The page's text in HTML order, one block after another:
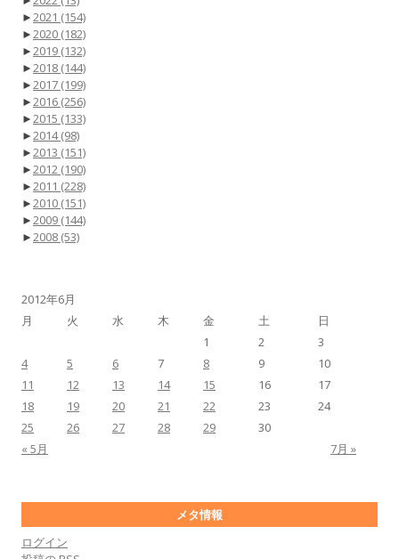
►2021 (154)
►2020 (182)
►2019 (132)
►2018 (144)
►2017 (199)
►2016 (256)
►2015 (133)
►2014(98)
►2013 (151)
►2012 (190)
►2011 (228)
►2010 (151)
►2009 (144)
►2008 (53)
2012年6月
月
火 水 木 金 土 日
« 5月 7月 »
1 2
3
4
5 6 7 8 9
10
11
12 13 14 15 16
17
18
19 20 21 22 23
24
25
26 27 28 29 30
メタ情報
ログイン